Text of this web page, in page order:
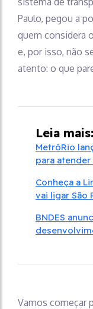
Paulo, pegou a
quem considera
e, por isso, não
atento: o que
Leia mais:
MetrôRio
para
Conheça a
vai ligar São
BNDES
Vamos começar